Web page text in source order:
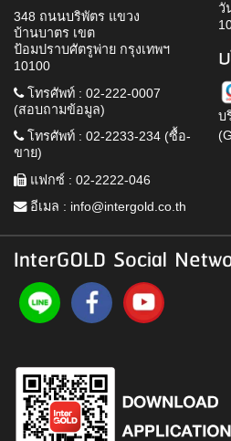
348 ถนนบริพัตร แขวง
บ้านบาตร เขต
ป้อมปราบศัตรูพ่าย กรุงเทพฯ
10100
โทรศัพท์ : 02-222-0007
(สอบถามข้อมูล)
โทรศัพท์ : 02-2233-234 (ซื้อ-
ขาย)
แฟกซ์ : 02-2222-046
อีเมล : info@intergold.co.th
วั
บ
InterGOLD Social